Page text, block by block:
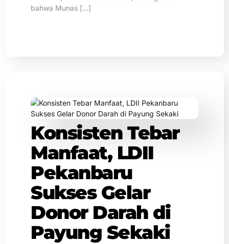
bahwa Munas […]
Konsisten Tebar
Manfaat, LDII
Pekanbaru
Sukses Gelar
Donor Darah di
Payung Sekaki